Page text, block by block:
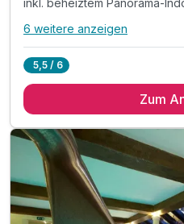
inkl. beheiztem Panorama-
Alle Inklusivleistungen
2 x Frühstück (inkl.
inkl. beheiztem Panorama-
inkl. Nutzung des 1000 m²
inkl. Gegenstromanlage und
inkl. Nutzung Fasssauna mit
6 weitere anzeigen
5,5 / 6
Zum